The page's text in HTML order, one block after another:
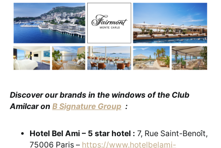
Discover our brands in the windows of the Club
Amilcar on B Signature Group :
Hotel Bel Ami – 5 star hotel : 7, Rue Saint-Benoît,
75006 Paris – https://www.hotelbelami-